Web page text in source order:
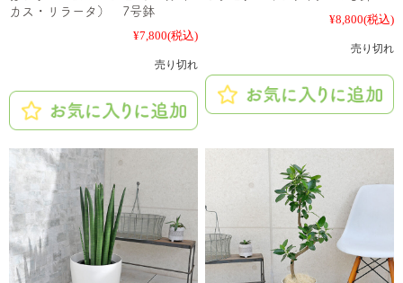
カス・リラータ） 7号鉢
¥7,800(税込)
売り切れ
¥8,800(税込)
売り切れ